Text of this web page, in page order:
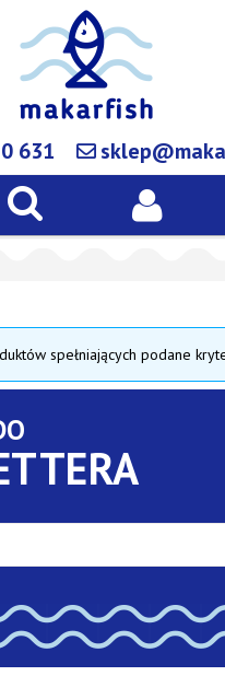
631
spełniających podane